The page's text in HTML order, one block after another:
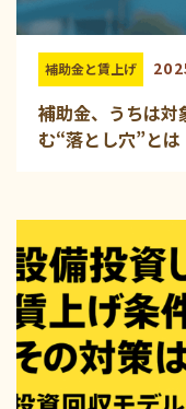
補助金と賃上げ
補助金、うちは対
む“落とし穴”とは